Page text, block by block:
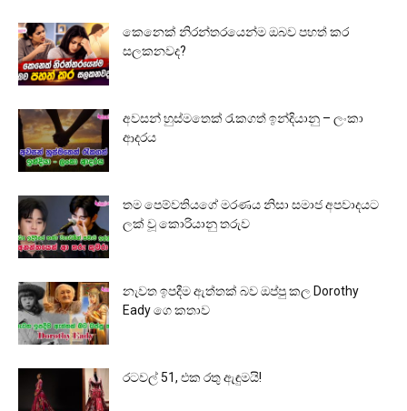
කෙනෙක් නිරන්තරයෙන්ම ඔබව පහත් කර
සලකනවද?
අවසන් හුස්මතෙක් රැකගත් ඉන්දියානු – ලංකා
ආදරය
තම පෙම්වතියගේ මරණය නිසා සමාජ අපවාදයට
ලක් වූ කොරියානු තරුව
නැවත ඉපදීම ඇත්තක් බව ඔප්පු කල Dorothy
Eady ගෙ කතාව
රටවල් 51, එක රතු ඇඳුමයි!